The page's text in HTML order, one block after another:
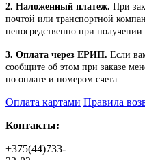
2. Наложенный платеж. При
почтой или транспортной
непосредственно при получении
3. Оплата через ЕРИП. Если
сообщите об этом при заказе
по оплате и номером счета.
Оплата картами Правила
Контакты:
+375(44)733-